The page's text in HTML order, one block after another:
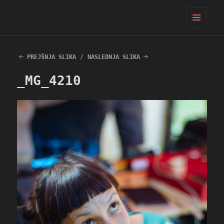
PREJŠNJA SLIKA
NASLEDNJA SLIKA
_MG_4210